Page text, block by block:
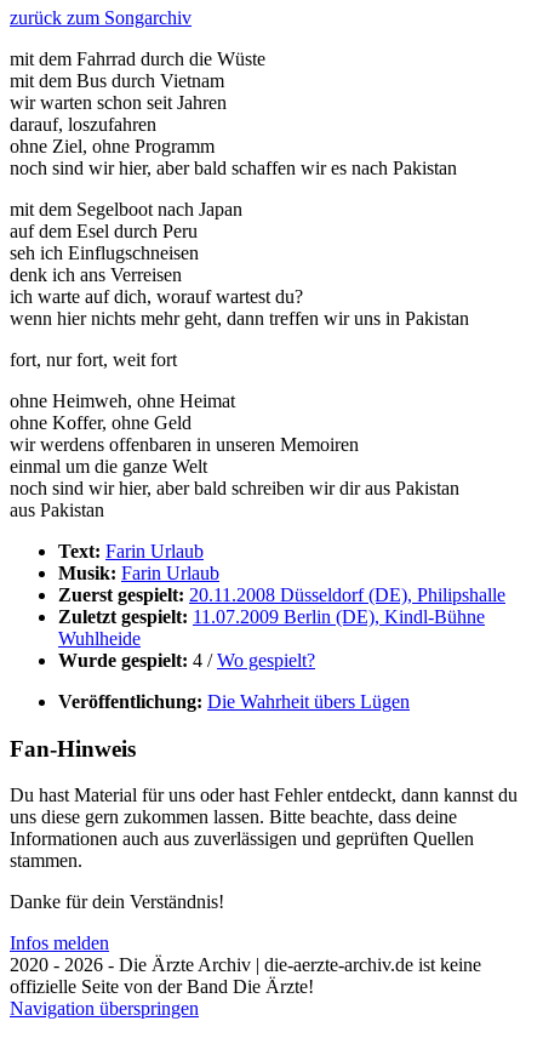
zurück zum Songarchiv
mit dem Fahrrad durch die Wüste
mit dem Bus durch Vietnam
wir warten schon seit Jahren
darauf, loszufahren
ohne Ziel, ohne Programm
noch sind wir hier, aber bald schaffen wir es nach Pakistan
mit dem Segelboot nach Japan
auf dem Esel durch Peru
seh ich Einflugschneisen
denk ich ans Verreisen
ich warte auf dich, worauf wartest du?
wenn hier nichts mehr geht, dann treffen wir uns in Pakistan
fort, nur fort, weit fort
ohne Heimweh, ohne Heimat
ohne Koffer, ohne Geld
wir werdens offenbaren in unseren Memoiren
einmal um die ganze Welt
noch sind wir hier, aber bald schreiben wir dir aus Pakistan
aus Pakistan
Text: Farin Urlaub
Musik: Farin Urlaub
Zuerst gespielt: 20.11.2008 Düsseldorf (DE), Philipshalle
Zuletzt gespielt: 11.07.2009 Berlin (DE), Kindl-Bühne
Wuhlheide
Wurde gespielt: 4 /Wo gespielt?
Veröffentlichung: Die Wahrheit übers Lügen
Fan-Hinweis
Du hast Material für uns oder hast Fehler entdeckt, dann kannst du
uns diese gern zukommen lassen. Bitte beachte, dass deine
Informationen auch aus zuverlässigen und geprüften Quellen
stammen.
Danke für dein Verständnis!
Infos melden
2020 - 2026 - Die Ärzte Archiv | die-aerzte-archiv.de ist keine
offizielle Seite von der Band Die Ärzte!
Navigation überspringen